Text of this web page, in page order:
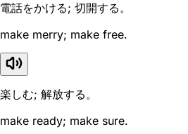
電話をかける; 切開する。
make merry; make free.
楽しむ; 解放する。
make ready; make sure.